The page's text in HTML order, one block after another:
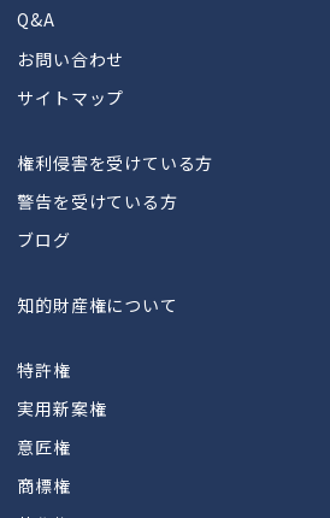
Q&A
お問い合わせ
サイトマップ
権利侵害を受けている方
警告を受けている方
ブログ
知的財産権について
特許権
実用新案権
意匠権
商標権